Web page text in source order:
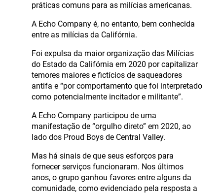
práticas comuns para as milícias americanas.
A Echo Company é, no entanto, bem conhecida
entre as milícias da Califórnia.
Foi expulsa da maior organização das Milícias
do Estado da Califórnia em 2020 por capitalizar
temores maiores e fictícios de saqueadores
antifa e “por comportamento que foi interpretado
como potencialmente incitador e militante”.
A Echo Company participou de uma
manifestação de “orgulho direto” em 2020, ao
lado dos Proud Boys de Central Valley.
Mas há sinais de que seus esforços para
fornecer serviços funcionaram. Nos últimos
anos, o grupo ganhou favores entre alguns da
comunidade, como evidenciado pela resposta a